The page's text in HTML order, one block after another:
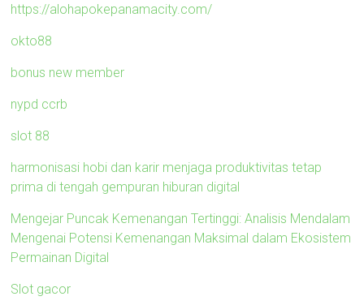
https://alohapokepanamacity.com/
okto88
bonus new member
nypd ccrb
slot 88
harmonisasi hobi dan karir menjaga produktivitas tetap
prima di tengah gempuran hiburan digital
Mengejar Puncak Kemenangan Tertinggi: Analisis Mendalam
Mengenai Potensi Kemenangan Maksimal dalam Ekosistem
Permainan Digital
Slot gacor